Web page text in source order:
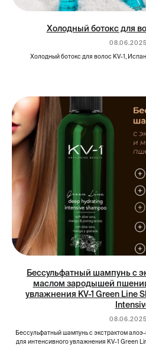
Холодный ботокс для
08.06.2025
Холодный ботокс для волос KV-1,
Бессульфатный шампунь с
маслом зародышей
увлажнения KV-1 Green Line
08.06.2025
Бессульфатный шампунь с экстрактом
для интенсивного увлажнения KV-1 Green